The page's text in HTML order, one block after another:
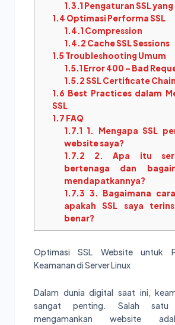
1.3.1 Pengaturan SSL
1.4 Optimasi Performa SSL
1.4.1 Compression
1.4.2 Cache SSL Sessions
1.5Troubleshooting Umum
1.5.1 Error 400 – Bad
1.5.2SSL Certificate
1.6 Best Practices dalam
SSL
1.7 FAQ
1.7.1 1. Mengapa SSL
website saya?
1.7.2 2. Apa itu
bertenaga dan
mendapatkannya?
1.7.3 3. Bagaimana
apakah SSL saya
benar?
Optimasi SSL Website untuk
Keamanan di Server Linux
Dalam dunia digital saat ini,
sangat penting. Salah
mengamankan website